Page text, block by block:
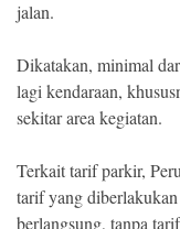
jalan.
Dikatakan, minimal
lagi kendaraan,
sekitar area kegiatan.
Terkait tarif parkir,
tarif yang
berlangsung, tanpa